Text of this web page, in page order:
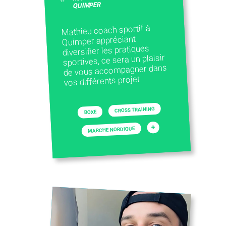
QUIMPER
Mathieu coach sportif à
Quimper appréciant
diversifier les pratiques
sportives, ce sera un plaisir
de vous accompagner dans
vos différents projet
BOXE CROSS TRAINING
MARCHE NORDIQUE +